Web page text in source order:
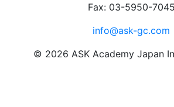
Fax: 03-5950-7045
info@ask-gc.com
© 2026 ASK Academy Japan